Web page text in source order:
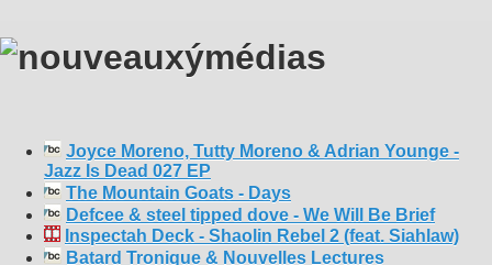
Joyce Moreno, Tutty Moreno & Adrian Younge -
Jazz Is Dead 027 EP
The Mountain Goats - Days
Defcee & steel tipped dove - We Will Be Brief
Inspectah Deck - Shaolin Rebel 2 (feat. Siahlaw)
Batard Tronique & Nouvelles Lectures